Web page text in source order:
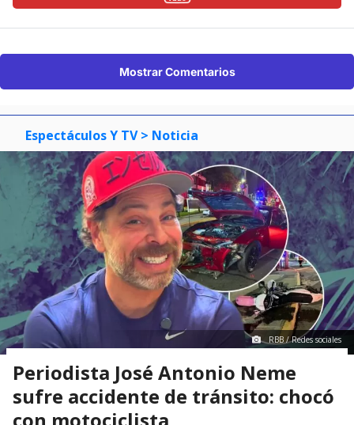
Mostrar Comentarios
Espectáculos Y TV > Noticia
RBB / Redes sociales
Periodista José Antonio Neme
sufre accidente de tránsito: chocó